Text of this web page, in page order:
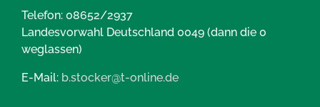
Telefon: 08652/2937
Landesvorwahl Deutschland 0049 (dann die 0
weglassen)
E-Mail: b.stocker@t-online.de